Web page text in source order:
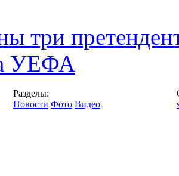
три
УЕФА
Разделы:
Новости Фото Видео